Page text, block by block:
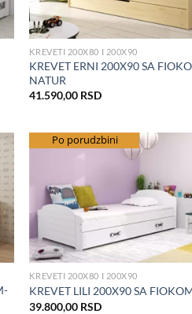
KREVETI 200X80 I 200X90
KREVET ERNI 200X90 SA
NATUR
41.590,00 RSD
besplatna dostava
Po porudzbini
Add to
KREVETI 200X80 I 200X90
KREVET LILI 200X90 SA
39.800,00 RSD